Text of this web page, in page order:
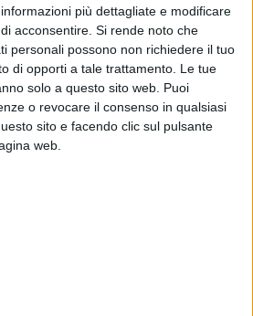
più dettagliate e modificare
acconsentire. Si rende noto che
personali possono non richiedere il tuo
di opporti a tale trattamento. Le tue
solo a questo sito web. Puoi
o revocare il consenso in qualsiasi
sito e facendo clic sul pulsante
web.
vedereElodieesibirsi a
possibilità: sono state
disponibilità per
novembre al Mediolanum